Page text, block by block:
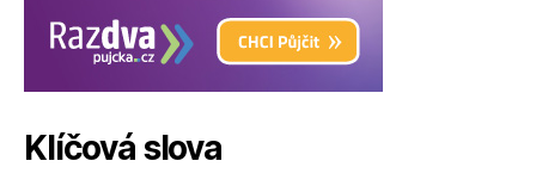
Klíčová slova